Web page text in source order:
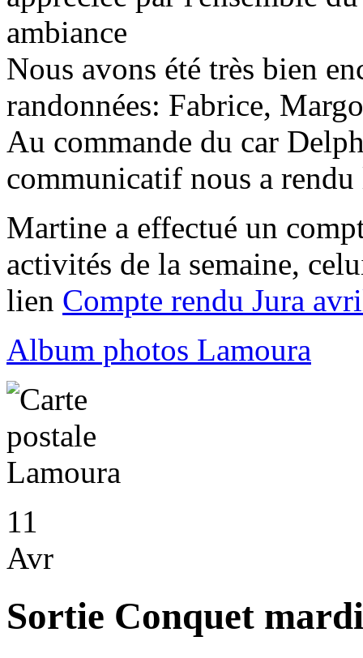
ambiance
Nous avons été très bien
randonnées: Fabrice,
Au commande du car
communicatif nous a rendu
Martine a effectué un
activités de la semaine,
lien Compte rendu Jura
Album photos Lamoura
11
Avr
Sortie Conquet